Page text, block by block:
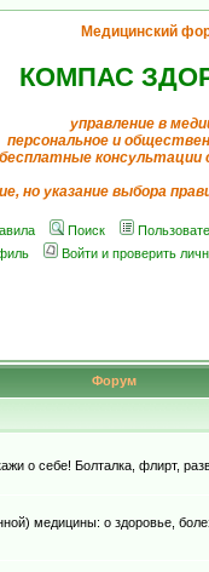
Медицинский
КОМПАС
управление в
персональное и
бесплатные консультации
но указание выбора
Поиск
Войти и проверить
Форум
о себе! Болталка, флирт,
медицины: о здоровье,